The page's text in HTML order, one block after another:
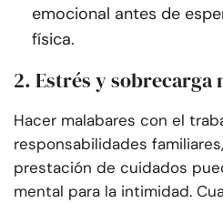
emocional antes de
física.
2. Estrés y sobrecarga
Hacer malabares con el
responsabilidades
prestación de cuidados
mental para la intimidad.